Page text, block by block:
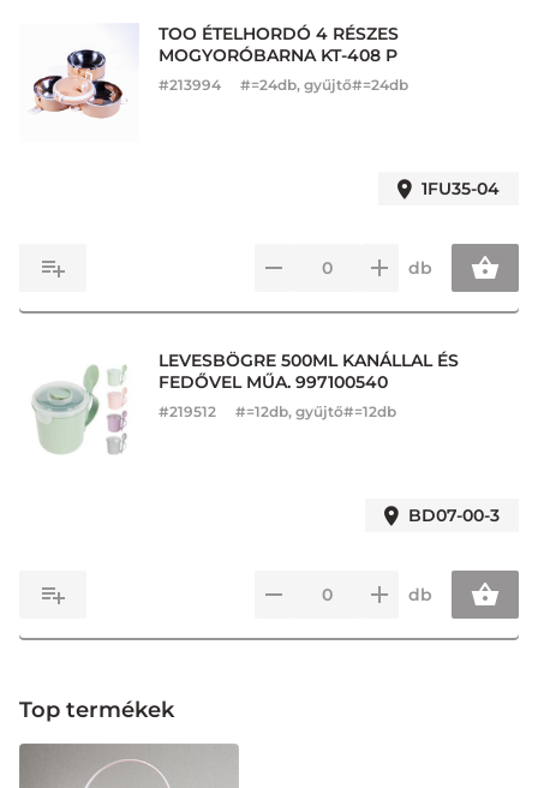
TOO ÉTELHORDÓ 4 RÉSZES
MOGYORÓBARNA KT-408 P
#213994 #=24db, gyűjtő#=24db
1FU35-04
db
LEVESBÖGRE 500ML KANÁLLAL ÉS
FEDŐVEL MŰA. 997100540
#219512 #=12db, gyűjtő#=12db
BD07-00-3
db
Top termékek